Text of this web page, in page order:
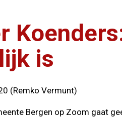
is
(Remko Vermunt)
Bergen op Zoom gaat